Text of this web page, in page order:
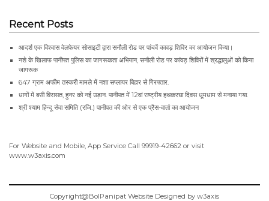
Recent Posts
आदर्श एक विश्वास वेलफेयर सोसाइटी द्वारा सनौली रोड पर पांचवें कावड़ शिविर का आयोजन किया।
नशे के खिलाफ पानीपत पुलिस का जागरूकता अभियान, सनौली रोड पर कांवड़ शिविरों में श्रद्धालुओं को किया
जागरूक
647 ग्राम अफीम तस्करी मामले में नशा सप्लायर बिहार से गिरफ्तार.
धागों में बसी विरासत, हुनर को नई उड़ान. पानीपत में 12वां राष्ट्रीय हथकरघा दिवस धूमधाम से मनाया गया.
श्री श्याम हिन्दू सेवा समिति (रजि.) पानीपत की ओर से एक प्रैस-वार्ता का आयोजन
For Website and Mobile, App Service Call 99919-42662 or visit
www.w3axis.com
Copyright@BolPanipat Website Designed by w3axis